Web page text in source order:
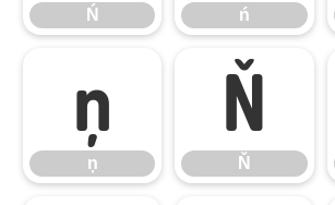
Ń ń
ņ
ņ
Ň
Ň